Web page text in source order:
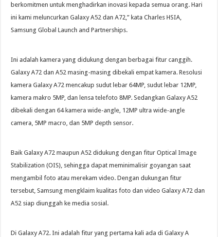
berkomitmen untuk menghadirkan inovasi kepada semua orang. Hari
ini kami meluncurkan Galaxy A52 dan A72,” kata Charles HSIA,
Samsung Global Launch and Partnerships.
Ini adalah kamera yang didukung dengan berbagai fitur canggih.
Galaxy A72 dan A52 masing-masing dibekali empat kamera. Resolusi
kamera Galaxy A72 mencakup sudut lebar 64MP, sudut lebar 12MP,
kamera makro 5MP, dan lensa telefoto 8MP. Sedangkan Galaxy A52
dibekali dengan 64 kamera wide-angle, 12MP ultra wide-angle
camera, 5MP macro, dan 5MP depth sensor.
Baik Galaxy A72 maupun A52 didukung dengan fitur Optical Image
Stabilization (OIS), sehingga dapat meminimalisir goyangan saat
mengambil foto atau merekam video. Dengan dukungan fitur
tersebut, Samsung mengklaim kualitas foto dan video Galaxy A72 dan
A52 siap diunggah ke media sosial.
Di Galaxy A72. Ini adalah fitur yang pertama kali ada di Galaxy A